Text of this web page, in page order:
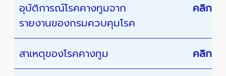
อุบัติการณ์โรคคางทูมจาก
รายงานของกรมควบคุมโรค
คลิก
สาเหตุของโรคคางทูม คลิก